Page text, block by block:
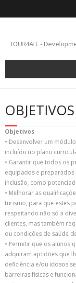
TOUR4ALL -
OBJETIVOS
Objetivos
• Desenvolver um
incluído no plano
• Garantir que todos os
equipados e preparados
inclusão, como
• Melhorar as
turismo, para que estes
respeitando não só a
clientes, mas também
ou condições de saúde
• Permitir que os alunos
adquiram aptidões que
deficiência e/ou idosos
barreiras físicas e